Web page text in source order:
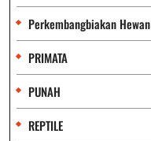
Perkembangbiakan Hewan
PRIMATA
PUNAH
REPTILE